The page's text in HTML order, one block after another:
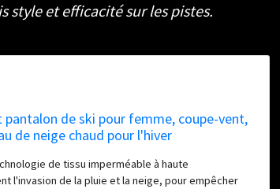
style et efficacité sur les pistes.
pantalon de ski pour femme, coupe-vent,
de neige chaud pour l'hiver
de tissu imperméable à haute
l'invasion de la pluie et la neige, pour empêcher